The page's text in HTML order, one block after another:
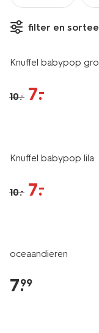
filter en
sale
Knuffel babypop
10.– 7.
–
Knuffel babypop lila
10.– 7.
–
oceaandieren
7.
99